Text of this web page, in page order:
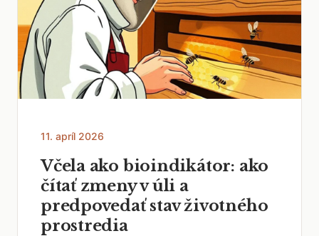
11. apríl 2026
Včela ako bioindikátor: ako
čítať zmeny v úli a
predpovedať stav životného
prostredia